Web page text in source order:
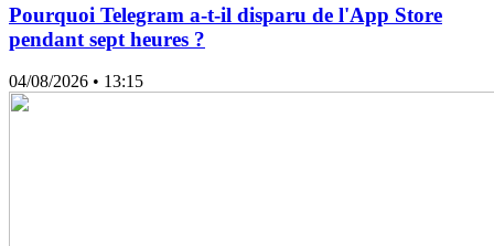
Pourquoi Telegram a-t-il disparu de l'App Store
pendant sept heures ?
04/08/2026 • 13:15